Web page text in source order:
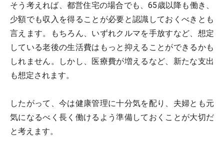
そう考えれば、都営住宅の場合でも、65歳以降も働き、
少額でも収入を得ることが必要と認識しておくべきとも
言えます。もちろん、いずれクルマを手放すなど、想定
している老後の生活費はもっと抑えることができるかも
しれません。しかし、医療費が増えるなど、新たな支出
も想定されます。
したがって、今は健康管理に十分気を配り、夫婦とも元
気になるべく長く働けるよう準備しておくことが大切だ
と考えます。